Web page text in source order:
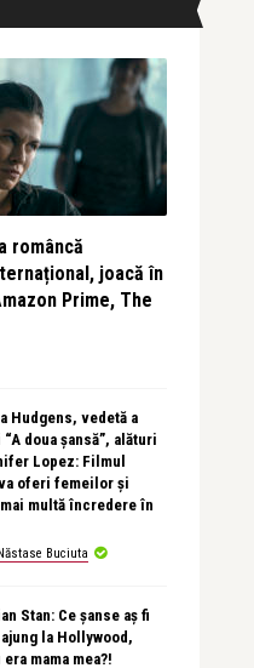
româncă
joacă în
Prime, The
Hudgens, vedetă a
doua șansă”, alături
Lopez: Filmul
oferi femeilor și
multă încredere în
Buciuta
Stan: Ce șanse aș fi
la Hollywood,
era mama mea?!